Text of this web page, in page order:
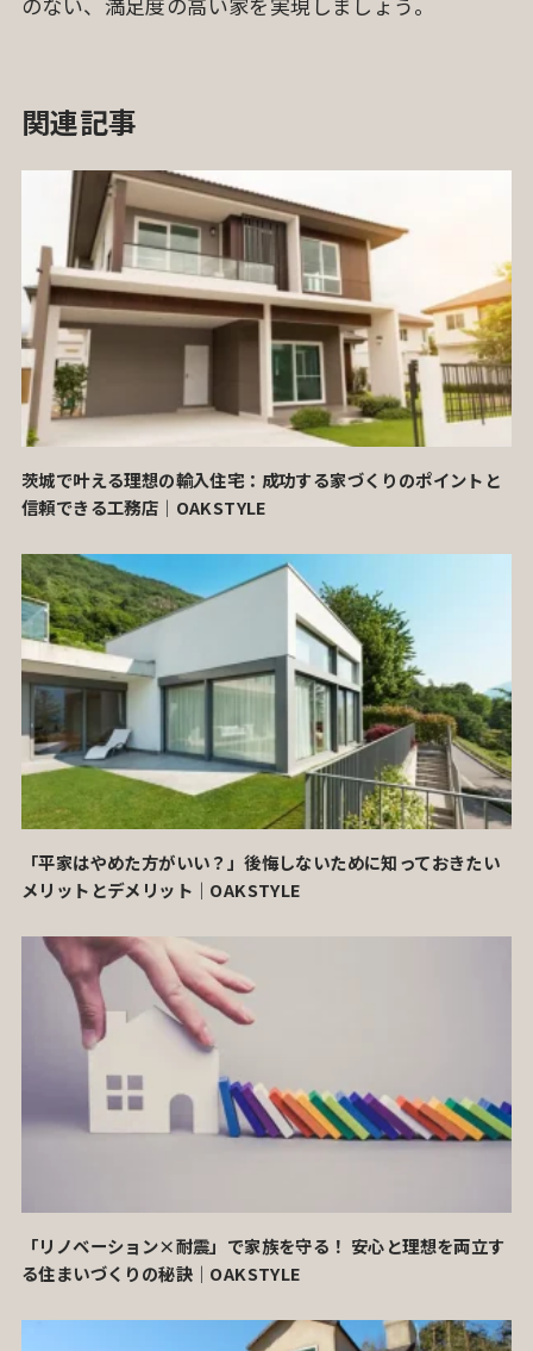
関連記事
茨城で叶える理想の輸入住宅：成功する家づくりのポイントと
信頼できる工務店｜OAKSTYLE
「平家はやめた方がいい？」後悔しないために知っておきたい
メリットとデメリット｜OAKSTYLE
「リノベーション×耐震」で家族を守る！ 安心と理想を両立す
る住まいづくりの秘訣｜OAKSTYLE